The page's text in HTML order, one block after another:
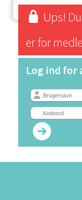
Ups!
er for
Log ind for